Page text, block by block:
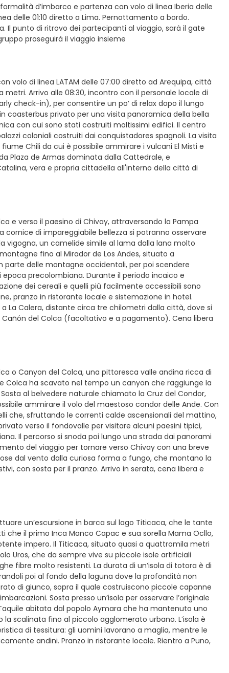
d’imbarco e partenza con volo di linea Iberia delle
delle 01:10 diretto a Lima. Pernottamento a bordo.
Il punto di ritrovo dei partecipanti al viaggio, sarà il gate
proseguirà il viaggio insieme
volo di linea LATAM delle 07:00 diretto ad Arequipa, città
Arrivo alle 08:30, incontro con il personale locale di
check-in), per consentire un po’ di relax dopo il lungo
coasterbus privato per una visita panoramica della bella
con cui sono stati costruiti moltissimi edifici. Il centro
coloniali costruiti dai conquistadores spagnoli. La visita
Chili da cui è possibile ammirare i vulcani El Misti e
Plaza de Armas dominata dalla Cattedrale, e
vera e propria cittadella all'interno della città di
e verso il paesino di Chivay, attraversando la Pampa
cornice di impareggiabile bellezza si potranno osservare
vigogna, un camelide simile al lama dalla lana molto
fino al Mirador de Los Andes, situato a
delle montagne occidentali, per poi scendere
precolombiana. Durante il periodo incaico e
dei cereali e quelli più facilmente accessibili sono
pranzo in ristorante locale e sistemazione in hotel.
La Calera, distante circa tre chilometri dalla città, dove si
del Colca (facoltativo e a pagamento). Cena libera
o Canyon del Colca, una pittoresca valle andina ricca di
Colca ha scavato nel tempo un canyon che raggiunge la
al belvedere naturale chiamato la Cruz del Condor,
ammirare il volo del maestoso condor delle Ande. Con
che, sfruttando le correnti calde ascensionali del mattino,
verso il fondovalle per visitare alcuni paesini tipici,
Il percorso si snoda poi lungo una strada dai panorami
del viaggio per tornare verso Chivay con una breve
dal vento dalla curiosa forma a fungo, che montano la
con sosta per il pranzo. Arrivo in serata, cena libera e
un’escursione in barca sul lago Titicaca, che le tante
che il primo Inca Manco Capac e sua sorella Mama Ocllo,
impero. Il Titicaca, situato quasi a quattromila metri
Uros, che da sempre vive su piccole isole artificiali
fibre molto resistenti. La durata di un’isola di totora è di
poi al fondo della laguna dove la profondità non
di giunco, sopra il quale costruiscono piccole capanne
Sosta presso un’isola per osservare l’originale
abitata dal popolo Aymara che ha mantenuto uno
scalinata fino al piccolo agglomerato urbano. L’isola è
di tessitura: gli uomini lavorano a maglia, mentre le
andini. Pranzo in ristorante locale. Rientro a Puno,